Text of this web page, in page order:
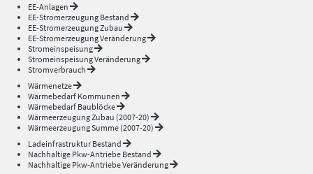
EE-Anlagen
EE-Stromerzeugung Bestand
EE-Stromerzeugung Zubau
EE-Stromerzeugung Veränderung
Stromeinspeisung
Stromeinspeisung Veränderung
Stromverbrauch
Wärmenetze
Wärmebedarf Kommunen
Wärmebedarf Baublöcke
Wärmeerzeugung Zubau (2007-20)
Wärmeerzeugung Summe (2007-20)
Ladeinfrastruktur Bestand
Nachhaltige Pkw-Antriebe Bestand
Nachhaltige Pkw-Antriebe Veränderung